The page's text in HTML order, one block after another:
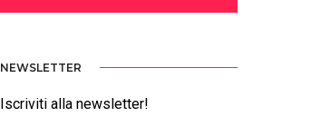
NEWSLETTER
Iscriviti alla newsletter!